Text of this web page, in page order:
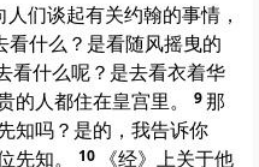
们谈起有关约翰的事情，
看什么？是看随风摇曳的
看什么呢？是去看衣着华
人都住在皇宫里。
9那
知吗？是的，我告诉你
知。
10
《经》上关于他